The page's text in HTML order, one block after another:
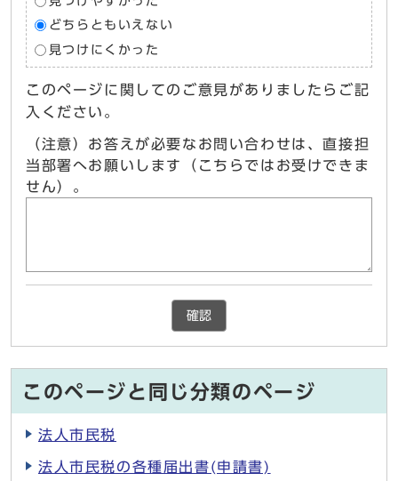
どちらともいえない
見つけにくかった
このページに関してのご意見がありましたらご記
入ください。
（注意）お答えが必要なお問い合わせは、直接担
当部署へお願いします（こちらではお受けできま
せん）。
確認
このページと同じ分類のページ
法人市民税
法人市民税の各種届出書(申請書)